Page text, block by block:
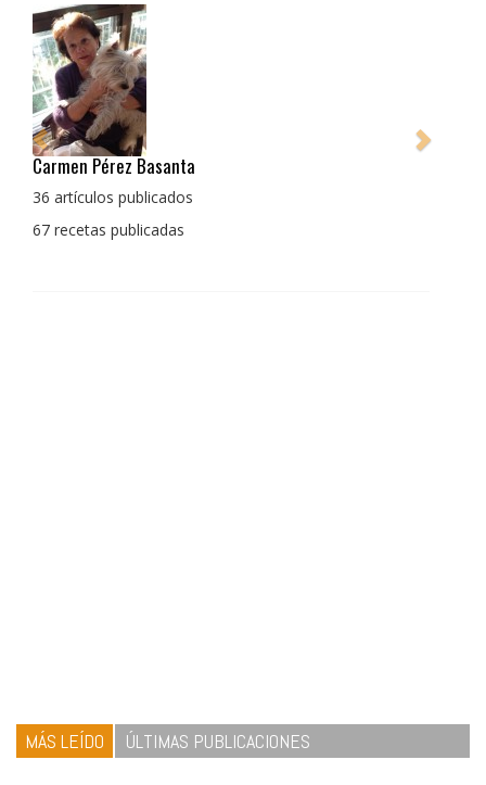
Pedro Manuel Collado Cruz
La cocina para mi es producto bien tratado sin
con un toque diferente
MÁS LEÍDO ÚLTIMAS PUBLICACIONES